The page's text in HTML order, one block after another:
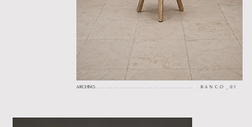
ARCHIVO ..................................... .BANCO_01